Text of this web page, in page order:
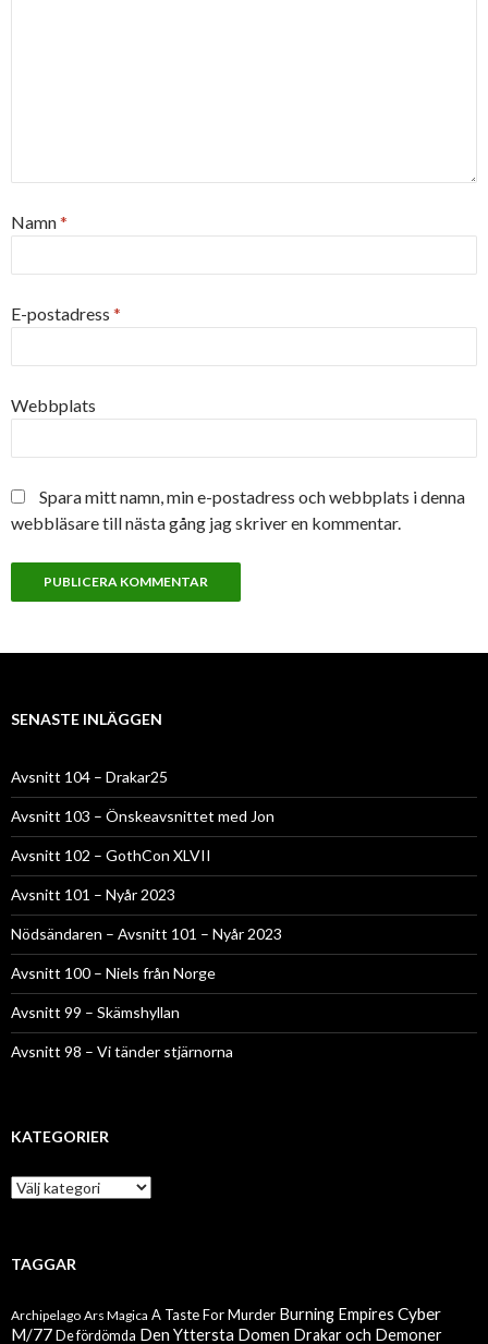
Namn*
E-postadress *
Webbplats
Spara mitt namn, min e-postadress och webbplats i denna
webbläsare till nästa gång jag skriver en kommentar.
SENASTE INLÄGGEN
Avsnitt 104 – Drakar25
Avsnitt 103 – Önskeavsnittet med Jon
Avsnitt 102 – GothCon XLVII
Avsnitt 101 – Nyår 2023
Nödsändaren – Avsnitt 101 – Nyår 2023
Avsnitt 100 – Niels från Norge
Avsnitt 99 – Skämshyllan
Avsnitt 98 – Vi tänder stjärnorna
KATEGORIER
Kategorier
TAGGAR
Archipelago Ars Magica A Taste For Murder Burning Empires Cyber
M/77 De fördömda Den Yttersta Domen Drakar och Demoner